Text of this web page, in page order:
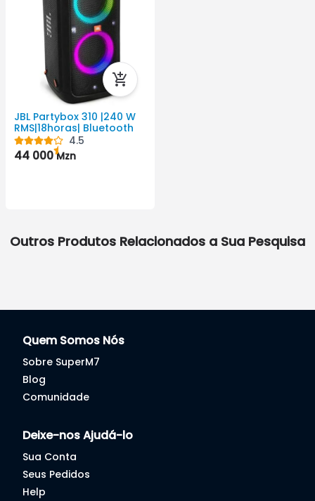
JBL Partybox 310 |240 W
RMS|18horas| Bluetooth
4.5
44 000Mzn
Outros Produtos Relacionados a Sua Pesquisa
Quem Somos Nós
Sobre SuperM7
Blog
Comunidade
Deixe-nos Ajudá-lo
Sua Conta
Seus Pedidos
Help